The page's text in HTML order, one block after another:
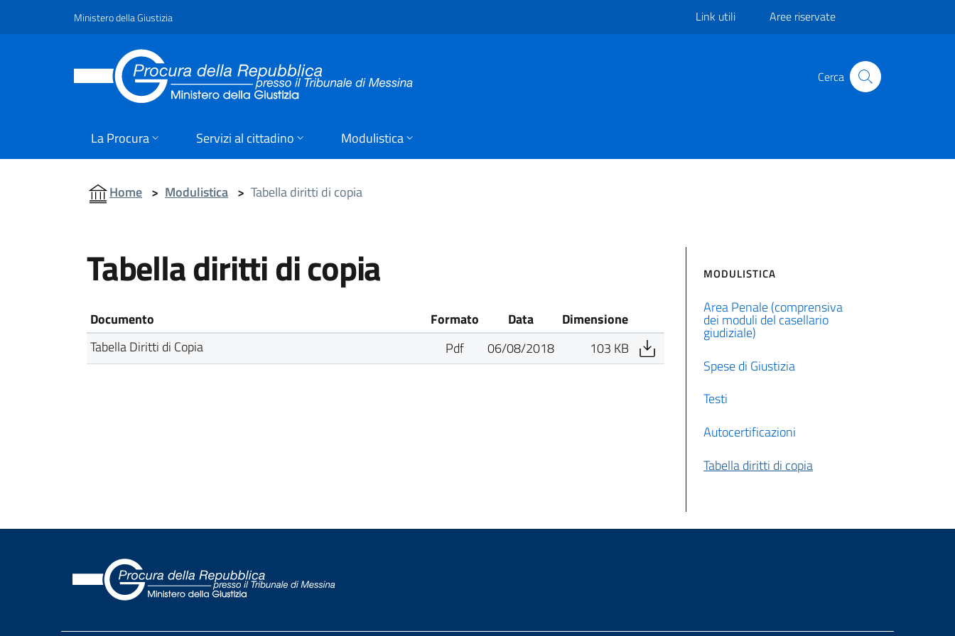
Ministero della Giustizia Link utili Aree riservate
Cerca
La Procura Servizi al cittadino Modulistica
Home > Modulistica > Tabella diritti di copia
Tabella diritti di copia
Documento Formato Data
Dimensione
Tabella Diritti di Copia
Pdf 06/08/2018 103 KB
MODULISTICA
Area Penale (comprensiva
dei moduli del casellario
giudiziale)
Spese di Giustizia
Testi
Autocertificazioni
Tabella diritti di copia